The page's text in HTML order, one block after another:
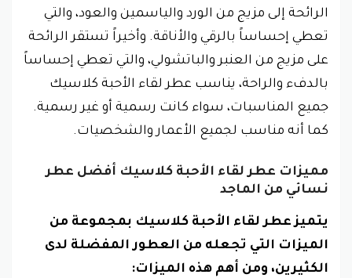
الرائحة إلى مزيج من الورد والياسمين والعود، والتي
تعطي إحساساً بالرقي والأناقة. وأخيراً تستقر الرائحة
على مزيج من العنبر والباتشولي، والتي تعطي إحساساً
بالدفء والراحة، يناسب عطر لقاء الأحبة كلاسيك
جميع المناسبات، سواء كانت رسمية أو غير رسمية.
كما أنه مناسب لجميع الأعمار والشخصيات.
مميزات عطر لقاء الأحبة كلاسيك أفضل عطر
نسائي من الماجد
يتميز عطر لقاء الأحبة كلاسيك بمجموعة من
الميزات التي تجعله من العطور المفضلة لدى
الكثيرين، ومن أهم هذه الميزات: